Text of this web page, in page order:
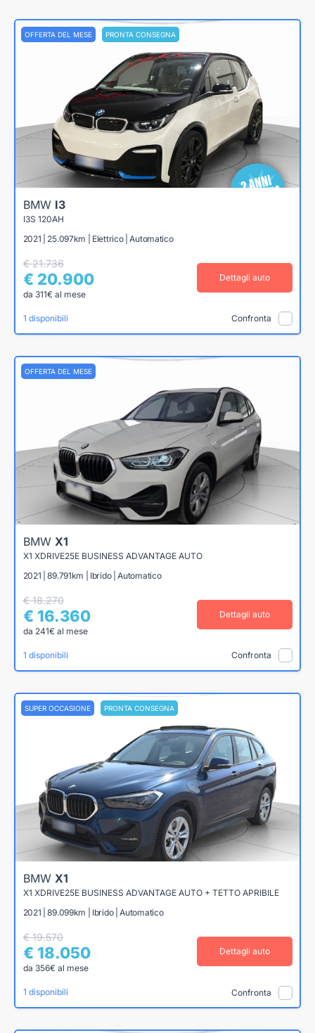
OFFERTA DEL MESE PRONTA CONSEGNA
BMW I3
I3S 120AH
2021 | 25.097km | Elettrico | Automatico
€ 21.736
€ 20.900
da 311€ al mese
Dettagli auto
1 disponibili Confronta
OFFERTA DEL MESE
BMW X1
X1 XDRIVE25E BUSINESS ADVANTAGE AUTO
2021 | 89.791km | Ibrido | Automatico
€ 18.270
€ 16.360
da 241€ al mese
Dettagli auto
1 disponibili Confronta
SUPER OCCASIONE PRONTA CONSEGNA
BMW X1
X1 XDRIVE25E BUSINESS ADVANTAGE AUTO + TETTO APRIBILE
2021 | 89.099km | Ibrido | Automatico
€ 19.570
€ 18.050
da 356€ al mese
Dettagli auto
1 disponibili Confronta